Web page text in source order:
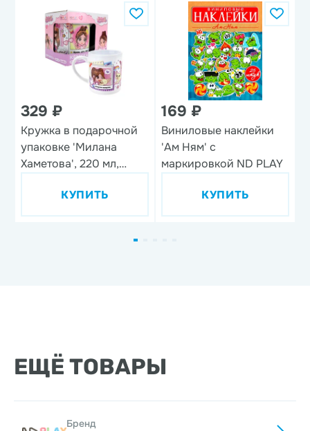
329 ₽
Кружка в подарочной
упаковке 'Милана
Хаметова', 220 мл,
КУПИТЬ
169 ₽
Виниловые наклейки
'Ам Ням' с
маркировкой ND PLAY
КУПИТЬ
ЕЩЁ ТОВАРЫ
Бренд